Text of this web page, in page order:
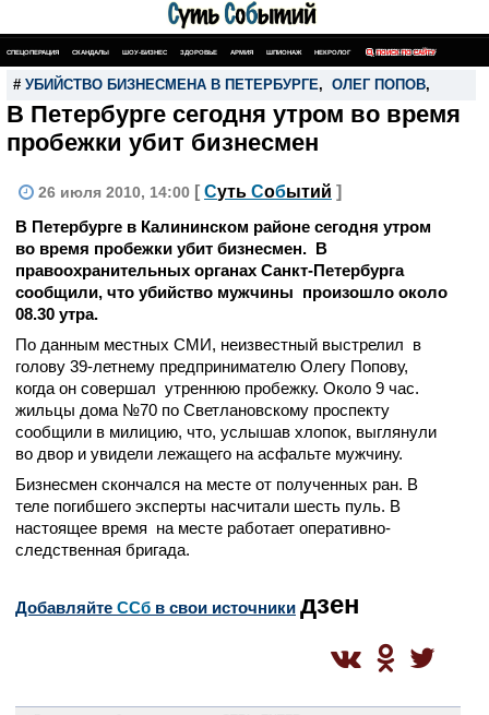
СПЕЦОПЕРАЦИЯ СКАНДАЛЫ ШОУ-БИЗНЕС ЗДОРОВЬЕ АРМИЯ ШПИОНАЖ НЕКРОЛОГ ПОИСК ПО САЙТУ
# УБИЙСТВО БИЗНЕСМЕНА В ПЕТЕРБУРГЕ, ОЛЕГ ПОПОВ,
В Петербурге сегодня утром во время
пробежки убит бизнесмен
26 июля 2010, 14:00 [ Суть Событий ]
В Петербурге в Калининском районе сегодня утром
во время пробежки убит бизнесмен. В
правоохранительных органах Санкт-Петербурга
сообщили, что убийство мужчины произошло около
08.30 утра.
По данным местных СМИ, неизвестный выстрелил в
голову 39-летнему предпринимателю Олегу Попову,
когда он совершал утреннюю пробежку. Около 9 час.
жильцы дома №70 по Светлановскому проспекту
сообщили в милицию, что, услышав хлопок, выглянули
во двор и увидели лежащего на асфальте мужчину.
Бизнесмен скончался на месте от полученных ран. В
теле погибшего эксперты насчитали шесть пуль. В
настоящее время на месте работает оперативно-
следственная бригада.
Добавляйте CСб в свои источники дзен